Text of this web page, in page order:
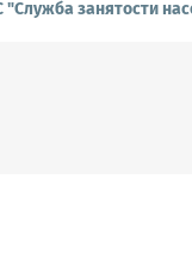
занятости